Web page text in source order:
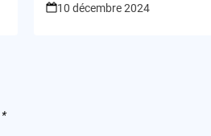
pour les entreprises ?
10 décembre 2024
*